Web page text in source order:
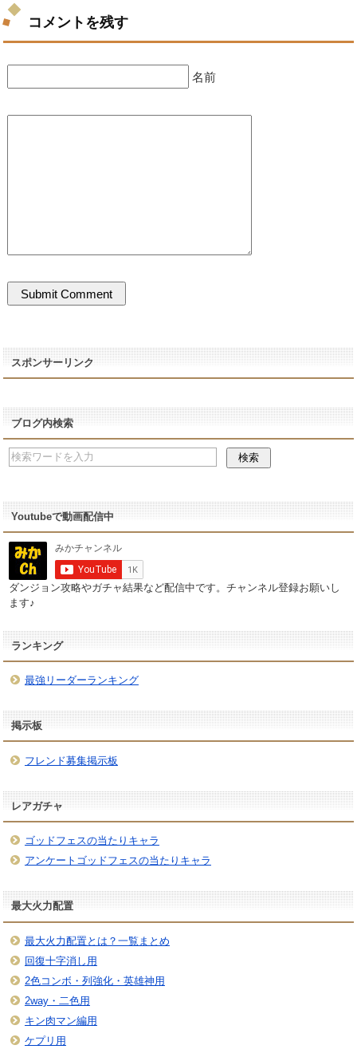
コメントを残す
名前
スポンサーリンク
ブログ内検索
Youtubeで動画配信中
ダンジョン攻略やガチャ結果など配信中です。チャンネル登録お願いし
ます♪
ランキング
最強リーダーランキング
掲示板
フレンド募集掲示板
レアガチャ
ゴッドフェスの当たりキャラ
アンケートゴッドフェスの当たりキャラ
最大火力配置
最大火力配置とは？一覧まとめ
回復十字消し用
2色コンボ・列強化・英雄神用
2way・二色用
キン肉マン編用
ケプリ用